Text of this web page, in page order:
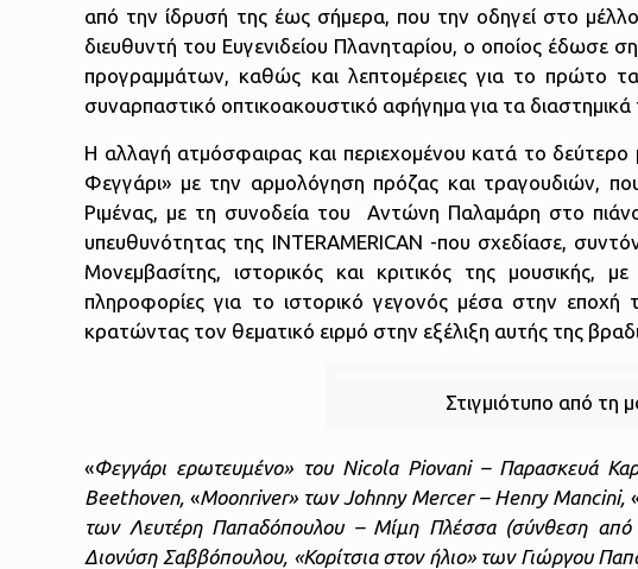
από την ίδρυσή της έως σήμερα, που την οδηγεί στο
διευθυντή του Ευγενιδείου Πλανηταρίου, ο οποίος έδωσε
προγραμμάτων, καθώς και λεπτομέρειες για το πρώτο
συναρπαστικό οπτικοακουστικό αφήγημα για τα
Η αλλαγή ατμόσφαιρας και περιεχομένου κατά το
Φεγγάρι» με την αρμολόγηση πρόζας και τραγουδιών,
Ριμένας, με τη συνοδεία του Αντώνη Παλαμάρη στο
υπευθυνότητας της INTERAMERICAN -που σχεδίασε,
Μονεμβασίτης, ιστορικός και κριτικός της
πληροφορίες για το ιστορικό γεγονός μέσα στην εποχή
κρατώντας τον θεματικό ειρμό στην εξέλιξη αυτής της
Στιγμιότυπο από τη
«Φεγγάρι ερωτευμένο» του Nicola Piovani – Παρασκευά
Beethoven, «Moonriver» τωνJohnny Mercer – Henry Mancini,
των Λευτέρη Παπαδόπουλου – Μίμη Πλέσσα (σύνθεση από
Διονύση Σαββόπουλου, «Κορίτσια στον ήλιο» των Γιώργου